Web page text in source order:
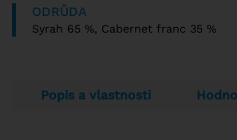
ODRŮDA
Syrah 65 %, Cabernet franc 35 %
Popis a vlastnosti